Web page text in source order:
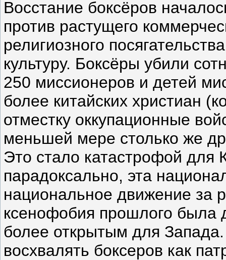
Восстание боксёров
против растущего
религиозного
культуру. Боксёры убили
250 миссионеров и детей
более китайских христиан
отместку оккупационные
меньшей мере столько же
Это стало катастрофой для
парадоксально, эта
национальное движение за
ксенофобия прошлого была
более открытым для
восхвалять боксеров как